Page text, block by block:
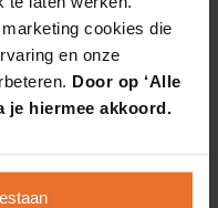
cookies die
en onze
Door op ‘Alle
je hiermee akkoord.